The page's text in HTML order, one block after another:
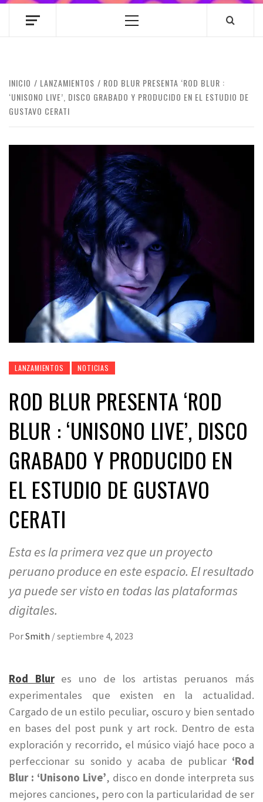
Menú
INICIO LANZAMIENTOS
ROD BLUR PRESENTA ‘ROD BLUR :
‘UNISONO LIVE’, DISCO GRABADO Y PRODUCIDO EN EL ESTUDIO DE
GUSTAVO CERATI
LANZAMIENTOS NOTICIAS
ROD BLUR PRESENTA ‘ROD
BLUR : ‘UNISONO LIVE’, DISCO
GRABADO Y PRODUCIDO EN
EL ESTUDIO DE GUSTAVO
CERATI
Esta es la primera vez que un proyecto
peruano produce en este espacio. El resultado
ya puede ser visto en todas las plataformas
digitales.
PorSmith /septiembre 4, 2023
Rod Blures uno de los artistas peruanos más
experimentales que existen en la actualidad.
Cargado de un estilo peculiar, oscuro y bien sentado
en bases del post punk y art rock. Dentro de esta
exploración y recorrido, el músico viajó hace poco a
perfeccionar su sonido y acaba de publicar ‘Rod
Blur : ‘Unisono Live’, disco en donde interpreta sus
mejores canciones, pero con la particularidad de ser